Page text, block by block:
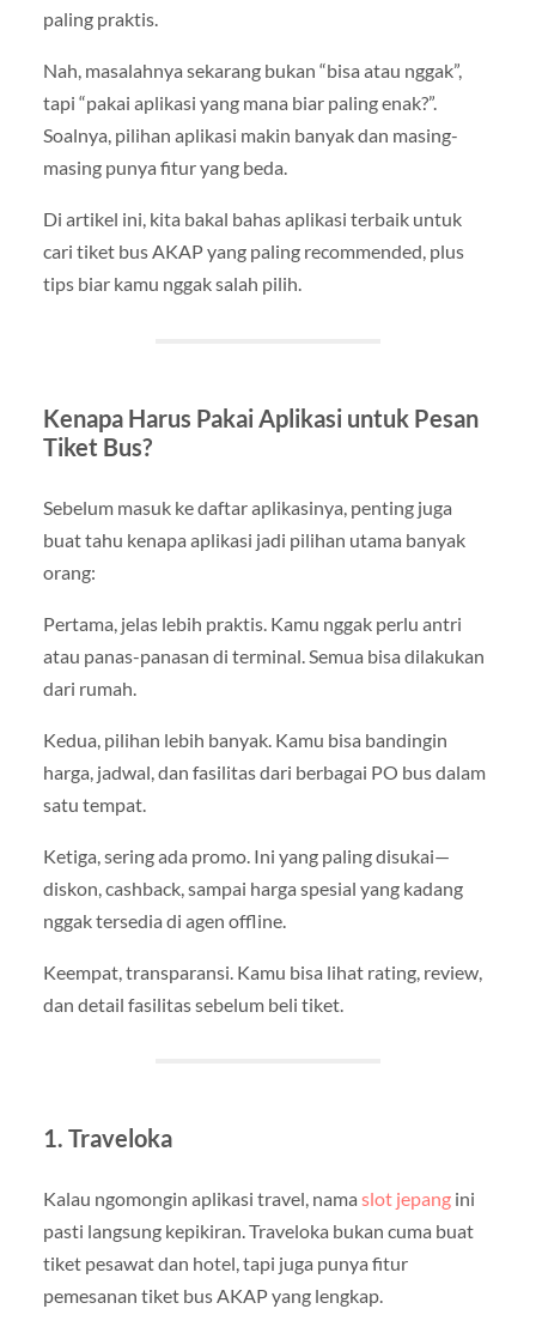
paling praktis.
Nah, masalahnya sekarang bukan “bisa atau nggak”,
tapi “pakai aplikasi yang mana biar paling enak?”.
Soalnya, pilihan aplikasi makin banyak dan masing-
masing punya fitur yang beda.
Di artikel ini, kita bakal bahas aplikasi terbaik untuk
cari tiket bus AKAP yang paling recommended, plus
tips biar kamu nggak salah pilih.
Kenapa Harus Pakai Aplikasi untuk Pesan
Tiket Bus?
Sebelum masuk ke daftar aplikasinya, penting juga
buat tahu kenapa aplikasi jadi pilihan utama banyak
orang:
Pertama, jelas lebih praktis. Kamu nggak perlu antri
atau panas-panasan di terminal. Semua bisa dilakukan
dari rumah.
Kedua, pilihan lebih banyak. Kamu bisa bandingin
harga, jadwal, dan fasilitas dari berbagai PO bus dalam
satu tempat.
Ketiga, sering ada promo. Ini yang paling disukai—
diskon, cashback, sampai harga spesial yang kadang
nggak tersedia di agen offline.
Keempat, transparansi. Kamu bisa lihat rating, review,
dan detail fasilitas sebelum beli tiket.
1. Traveloka
Kalau ngomongin aplikasi travel, nama slot jepangini
pasti langsung kepikiran. Traveloka bukan cuma buat
tiket pesawat dan hotel, tapi juga punya fitur
pemesanan tiket bus AKAP yang lengkap.